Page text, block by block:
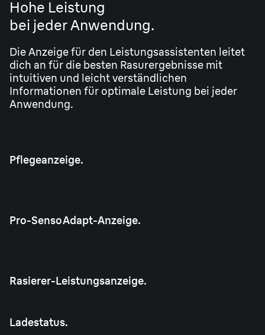
Hohe Leistung
bei jeder Anwendung.
Die Anzeige für den Leistungsassistenten leitet
dich an für die besten Rasurergebnisse mit
intuitiven und leicht verständlichen
Informationen für optimale Leistung bei jeder
Anwendung.
Pflegeanzeige.
Pro-SensoAdapt-Anzeige.
Rasierer-Leistungsanzeige.
Ladestatus.